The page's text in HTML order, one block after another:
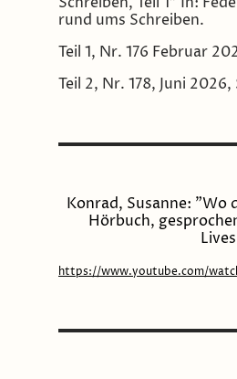
rund ums Schreiben.
Teil 1, Nr. 176 Februar
Teil 2, Nr. 178, Juni
Konrad, Susanne: "Wo
Hörbuch,
https://www.youtube.com/